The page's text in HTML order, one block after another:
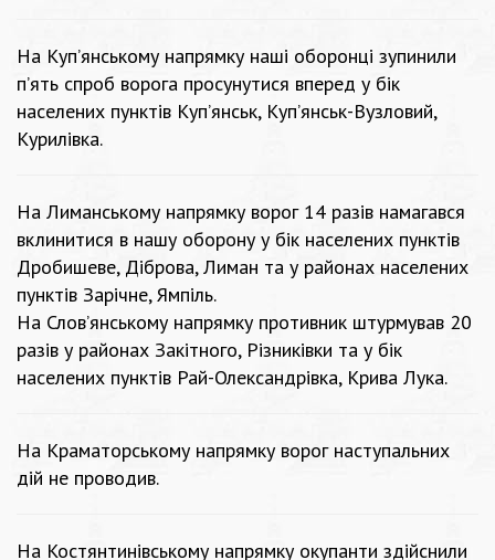
На Куп’янському напрямку наші оборонці зупинили
п’ять спроб ворога просунутися вперед у бік
населених пунктів Куп’янськ, Куп’янськ-Вузловий,
Курилівка.
На Лиманському напрямку ворог 14 разів намагався
вклинитися в нашу оборону у бік населених пунктів
Дробишеве, Діброва, Лиман та у районах населених
пунктів Зарічне, Ямпіль.
На Слов’янському напрямку противник штурмував 20
разів у районах Закітного, Різниківки та у бік
населених пунктів Рай-Олександрівка, Крива Лука.
На Краматорському напрямку ворог наступальних
дій не проводив.
На Костянтинівському напрямку окупанти здійснили